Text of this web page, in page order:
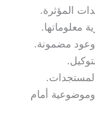
المؤثرة.
معلوماتها.
مضمونة.
أمام